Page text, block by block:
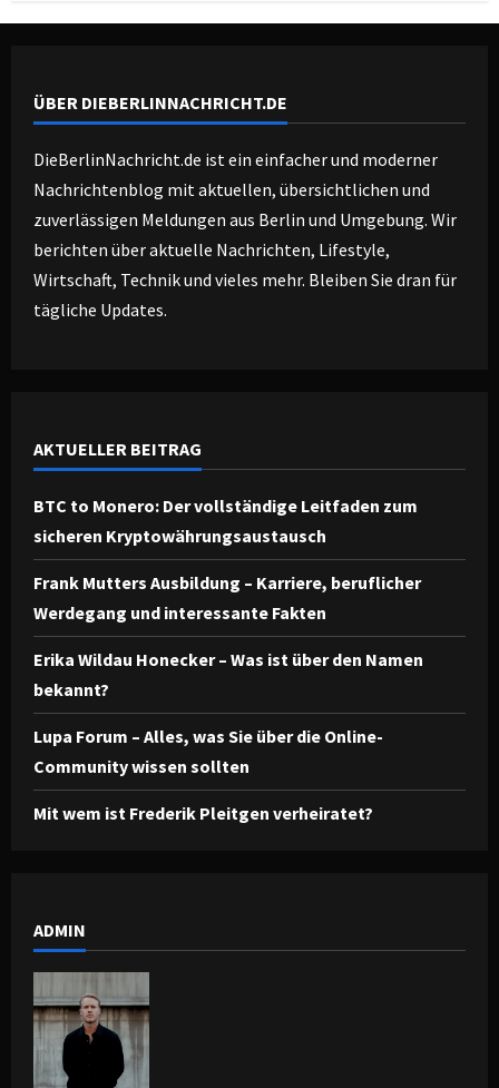
ÜBER DIEBERLINNACHRICHT.DE
DieBerlinNachricht.de ist ein einfacher und moderner
Nachrichtenblog mit aktuellen, übersichtlichen und
zuverlässigen Meldungen aus Berlin und Umgebung. Wir
berichten über aktuelle Nachrichten, Lifestyle,
Wirtschaft, Technik und vieles mehr. Bleiben Sie dran für
tägliche Updates.
AKTUELLER BEITRAG
BTC to Monero: Der vollständige Leitfaden zum
sicheren Kryptowährungsaustausch
Frank Mutters Ausbildung – Karriere, beruflicher
Werdegang und interessante Fakten
Erika Wildau Honecker – Was ist über den Namen
bekannt?
Lupa Forum – Alles, was Sie über die Online-
Community wissen sollten
Mit wem ist Frederik Pleitgen verheiratet?
ADMIN